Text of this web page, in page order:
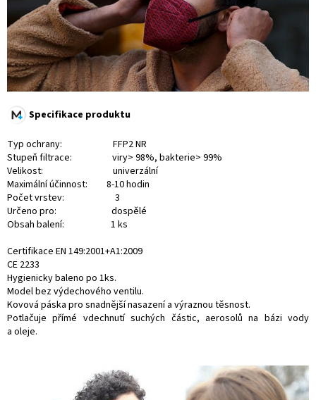
Specifikace produktu
Typ ochrany: FFP2 NR
Stupeň filtrace: viry> 98%, bakterie> 99%
Velikost: univerzální
Maximální účinnost: 8-10 hodin
Počet vrstev: 3
Určeno pro: dospělé
Obsah balení: 1 ks
Certifikace EN 149:2001+A1:2009
CE 2233
Hygienicky baleno po 1ks.
Model bez výdechového ventilu.
Kovová páska pro snadnější nasazení a výraznou těsnost.
Potlačuje přímé vdechnutí suchých částic, aerosolů na bázi vody
a oleje.